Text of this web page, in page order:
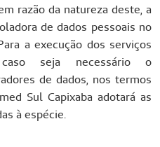
razão da natureza deste, a
de dados pessoais no
a execução dos serviços
seja necessário o
de dados, nos termos
Sul Capixaba adotará as
à espécie.